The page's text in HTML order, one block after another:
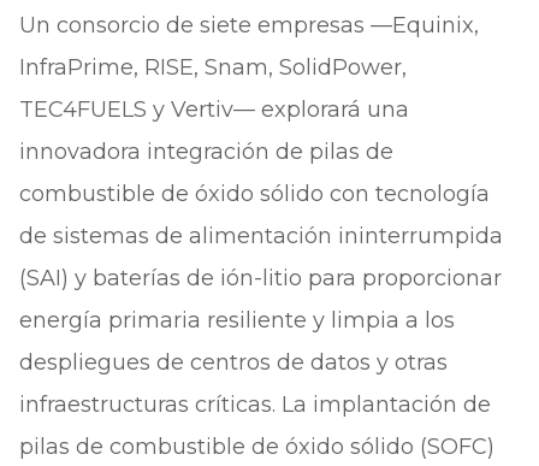
Un consorcio de siete empresas —Equinix,
InfraPrime, RISE, Snam, SolidPower,
TEC4FUELS y Vertiv— explorará una
innovadora integración de pilas de
combustible de óxido sólido con tecnología
de sistemas de alimentación ininterrumpida
(SAI) y baterías de ión-litio para proporcionar
energía primaria resiliente y limpia a los
despliegues de centros de datos y otras
infraestructuras críticas. La implantación de
pilas de combustible de óxido sólido (SOFC)